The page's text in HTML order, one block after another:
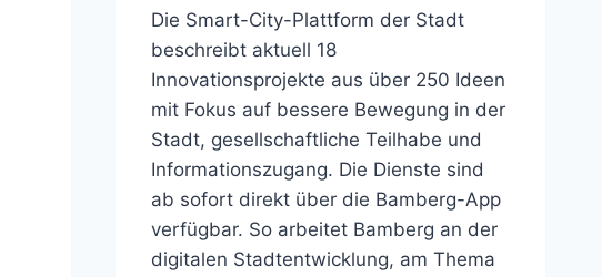
Die Smart-City-Plattform der Stadt
beschreibt aktuell 18
Innovationsprojekte aus über 250 Ideen
mit Fokus auf bessere Bewegung in der
Stadt, gesellschaftliche Teilhabe und
Informationszugang. Die Dienste sind
ab sofort direkt über die Bamberg-App
verfügbar. So arbeitet Bamberg an der
digitalen Stadtentwicklung, am Thema